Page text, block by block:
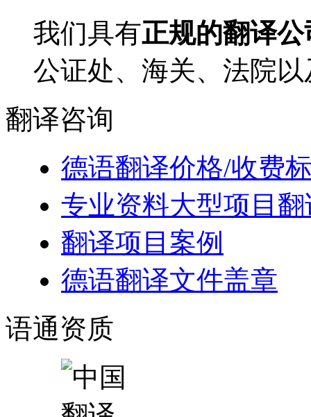
我们具有正规的翻译
公证处、海关、法院
翻译咨询
德语翻译价格/收费
专业资料大型项目翻
翻译项目案例
德语翻译文件盖章
语通资质